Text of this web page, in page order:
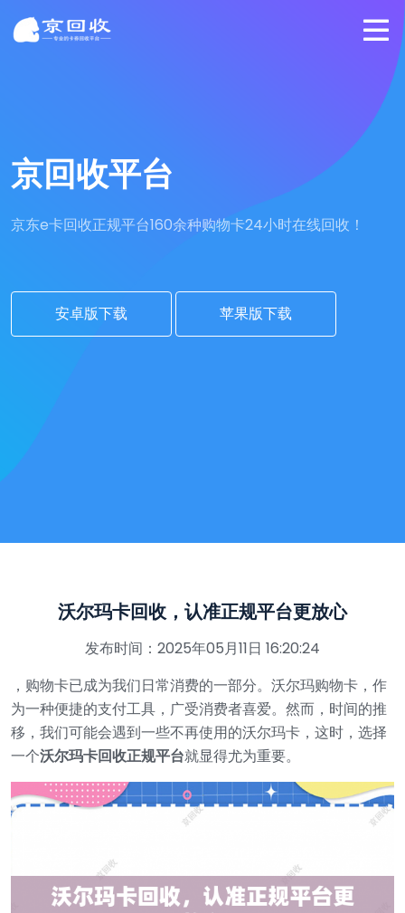
京回收平台
京东e卡回收正规平台160余种购物卡24小时在线回收！
安卓版下载 苹果版下载
沃尔玛卡回收，认准正规平台更放心
发布时间：2025年05月11日 16:20:24
，购物卡已成为我们日常消费的一部分。沃尔玛购物卡，作
为一种便捷的支付工具，广受消费者喜爱。然而，时间的推
移，我们可能会遇到一些不再使用的沃尔玛卡，这时，选择
一个沃尔玛卡回收正规平台就显得尤为重要。